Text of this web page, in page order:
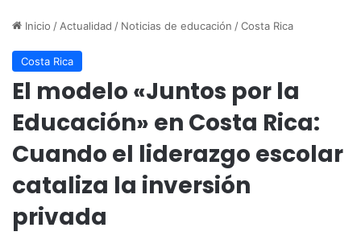
Inicio / Actualidad / Noticias de educación /Costa Rica
Costa Rica
El modelo «Juntos por la
Educación» en Costa Rica:
Cuando el liderazgo escolar
cataliza la inversión
privada